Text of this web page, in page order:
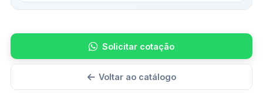
Solicitar cotação
Voltar ao catálogo